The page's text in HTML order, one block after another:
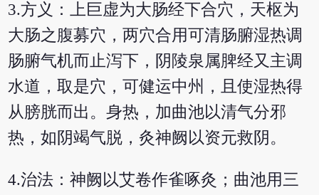
3.方义：上巨虚为大肠经下合穴，天枢为
大肠之腹募穴，两穴合用可清肠腑湿热调
肠腑气机而止泻下，阴陵泉属脾经又主调
水道，取是穴，可健运中州，且使湿热得
从膀胱而出。身热，加曲池以清气分邪
热，如阴竭气脱，灸神阙以资元救阴。
4.治法：神阙以艾卷作雀啄灸；曲池用三